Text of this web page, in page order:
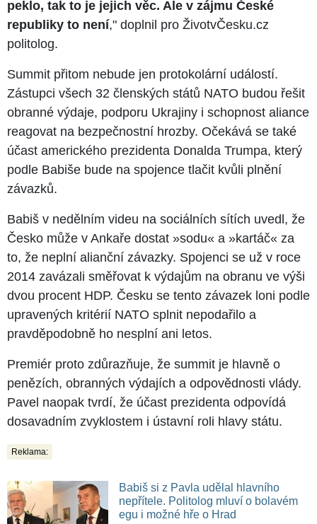
peklo, tak to je jejich věc. Ale v zájmu České
republiky to není," doplnil pro ŽivotvČesku.cz
politolog.
Summit přitom nebude jen protokolární událostí.
Zástupci všech 32 členských států NATO budou řešit
obranné výdaje, podporu Ukrajiny i schopnost aliance
reagovat na bezpečnostní hrozby. Očekává se také
účast amerického prezidenta Donalda Trumpa, který
podle Babiše bude na spojence tlačit kvůli plnění
závazků.
Babiš v nedělním videu na sociálních sítích uvedl, že
Česko může v Ankaře dostat »sodu« a »kartáč« za
to, že neplní alianční závazky. Spojenci se už v roce
2014 zavázali směřovat k výdajům na obranu ve výši
dvou procent HDP. Česku se tento závazek loni podle
upravených kritérií NATO splnit nepodařilo a
pravděpodobně ho nesplní ani letos.
Premiér proto zdůrazňuje, že summit je hlavně o
penězích, obranných výdajích a odpovědnosti vlády.
Pavel naopak tvrdí, že účast prezidenta odpovídá
dosavadním zvyklostem i ústavní roli hlavy státu.
Reklama:
Babiš si z Pavla udělal hlavního
nepřítele. Politolog mluví o bolavém
egu i možné hře o Hrad